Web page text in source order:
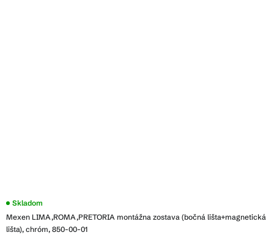
Mexen LIMA,ROMA,PRETORIA montážna zostava (bočná lišta+magnetická
lišta), chróm, 850-00-01
Priemerné
produktu
je
Skladom